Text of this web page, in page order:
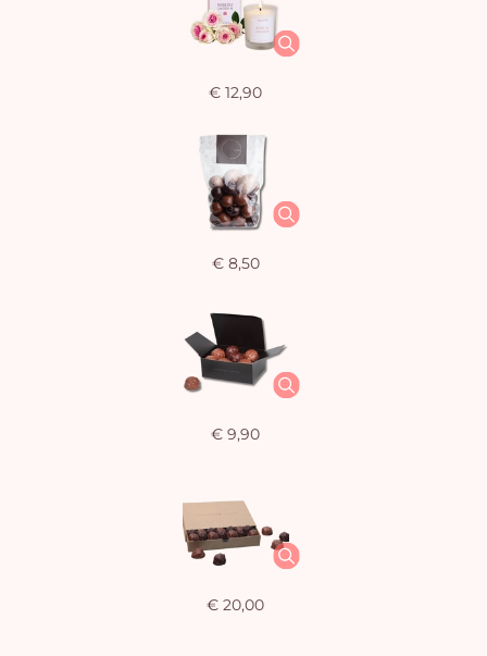
€ 12,90
€ 8,50
€ 9,90
€ 20,00